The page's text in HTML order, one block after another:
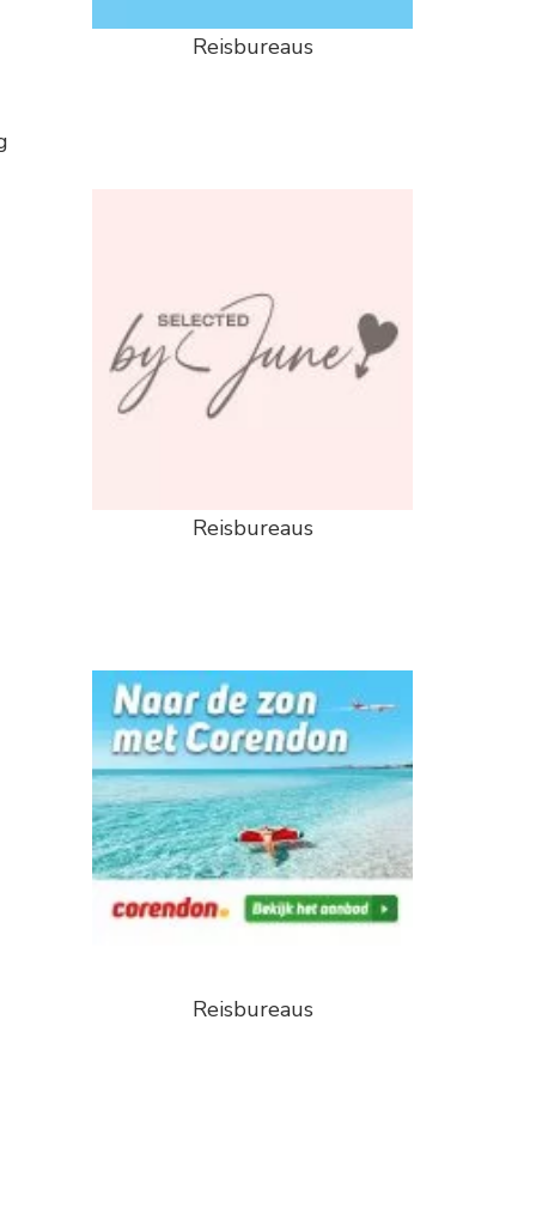
Reisbureaus
Reisbureaus
Reisbureaus